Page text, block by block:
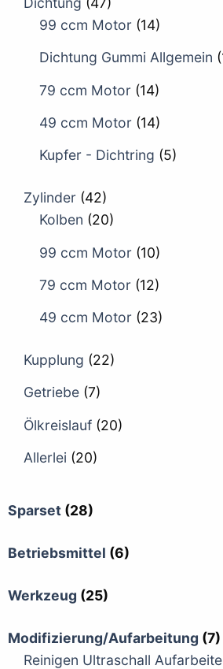
99 ccm Motor (14)
Dichtung Gummi Allgemein
79 ccm Motor (14)
49 ccm Motor (14)
Kupfer - Dichtring (5)
Zylinder (42)
Kolben (20)
99 ccm Motor (10)
79 ccm Motor (12)
49 ccm Motor (23)
Kupplung (22)
Getriebe (7)
Ölkreislauf (20)
Allerlei (20)
Sparset (28)
Betriebsmittel (6)
Werkzeug (25)
Modifizierung/Aufarbeitung (7)
Reinigen Ultraschall